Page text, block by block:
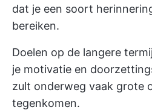
dat je een soort
bereiken.
Doelen op de langere
je motivatie en
zult onderweg vaak grote
tegenkomen.